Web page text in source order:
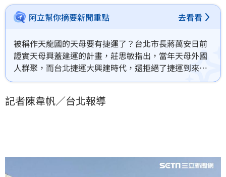
阿立幫你摘要新聞重點 去看看
被稱作天龍國的天母要有捷運了？台北市長蔣萬安日前
證實天母興蓋建運的計畫，莊思敏指出，當年天母外國
人群聚，而台北捷運大興建時代，還拒絕了捷運到來，
被眾人戲稱「天龍國」，但缺乏交通利多，也讓區域房
區域房市注入新活水，簡單說，「天母房市終於有救
記者陳韋帆／台北報導